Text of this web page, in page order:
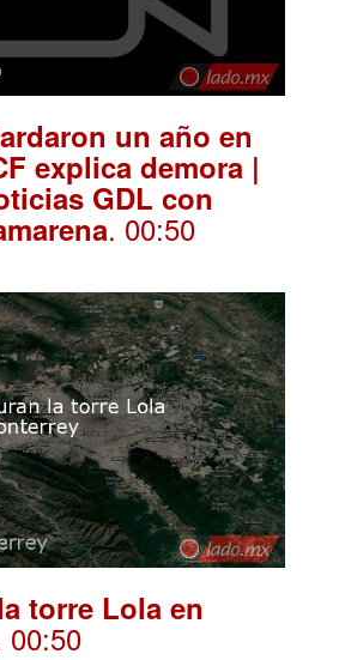
un año en
explica demora |
GDL con
. 00:50
torre Lola en
00:50